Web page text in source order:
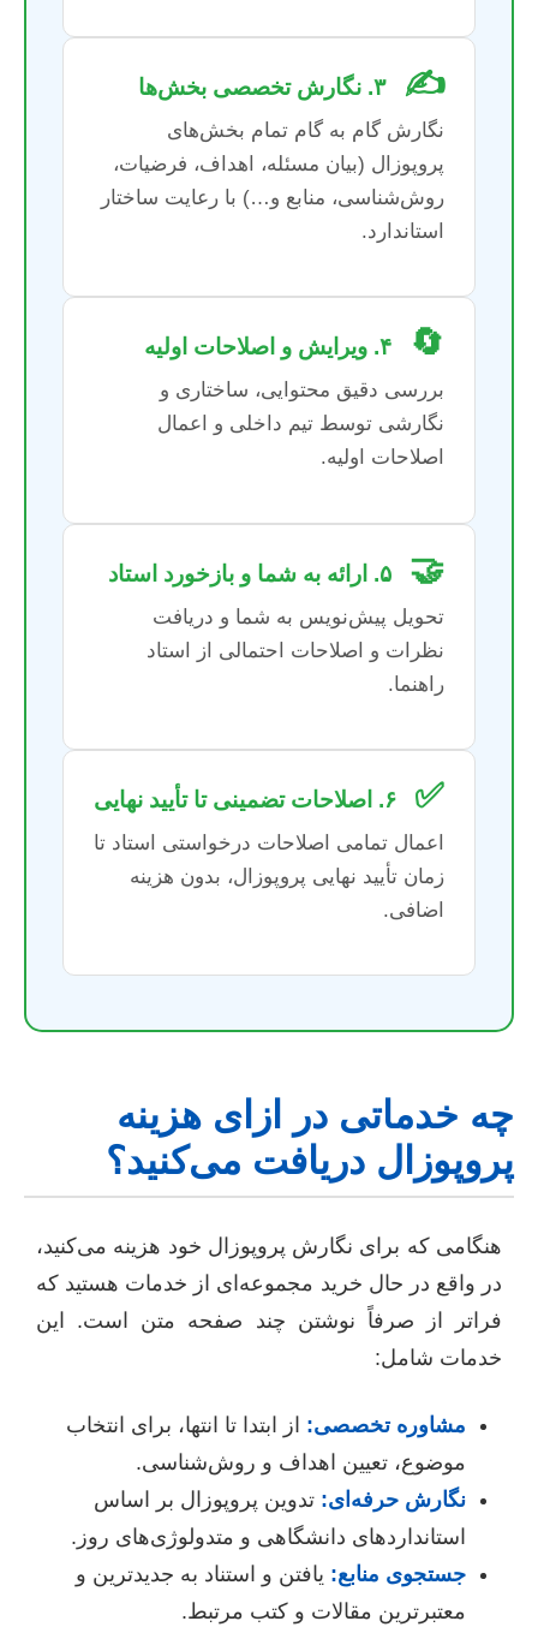
✍️ ۳. نگارش تخصصی بخش‌ها
نگارش گام به گام تمام بخش‌های
پروپوزال (بیان مسئله، اهداف، فرضیات،
روش‌شناسی، منابع و…) با رعایت ساختار
استاندارد.
🔄
بررسی دقیق محتوایی، ساختاری و
نگارشی توسط تیم داخلی و اعمال
اصلاحات اولیه.
🤝
تحویل پیش‌نویس به شما و دریافت
نظرات و اصلاحات احتمالی از استاد
راهنما.
✅
اعمال تمامی اصلاحات درخواستی استاد تا
زمان تأیید نهایی پروپوزال، بدون هزینه
اضافی.
چه خدماتی در ازای هزینه
پروپوزال دریافت می‌کنید؟
هنگامی که برای نگارش پروپوزال خود هزینه می‌کنید،
در واقع در حال خرید مجموعه‌ای از خدمات هستید که
فراتر از صرفاً نوشتن چند صفحه متن است. این
خدمات شامل:
مشاوره تخصصی: از ابتدا تا انتها، برای انتخاب
موضوع، تعیین اهداف و روش‌شناسی.
نگارش حرفه‌ای: تدوین پروپوزال بر اساس
استانداردهای دانشگاهی و متدولوژی‌های روز.
جستجوی منابع: یافتن و استناد به جدیدترین و
معتبرترین مقالات و کتب مرتبط.